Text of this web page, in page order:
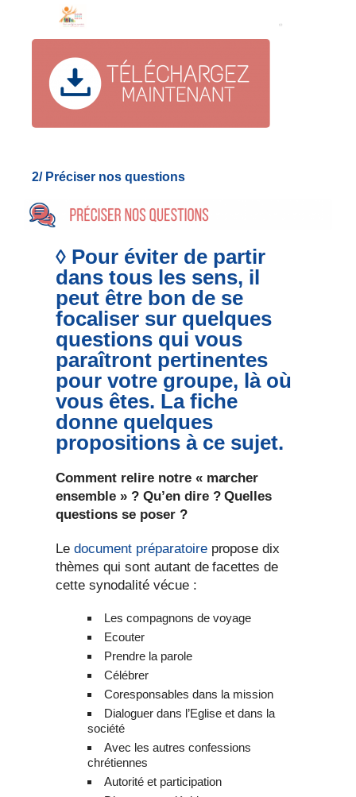
2/ Préciser nos questions
◊ Pour éviter de partir
dans tous les sens, il
peut être bon de se
focaliser sur quelques
questions qui vous
paraîtront pertinentes
pour votre groupe, là où
vous êtes. La fiche
donne quelques
propositions à ce sujet.
Comment relire notre « marcher
ensemble » ? Qu’en dire ? Quelles
questions se poser ?
Le document préparatoirepropose dix
thèmes qui sont autant de facettes de
cette synodalité vécue :
Les compagnons de voyage
Ecouter
Prendre la parole
Célébrer
Coresponsables dans la mission
Dialoguer dans l’Eglise et dans la
société
Avec les autres confessions
chrétiennes
Autorité et participation